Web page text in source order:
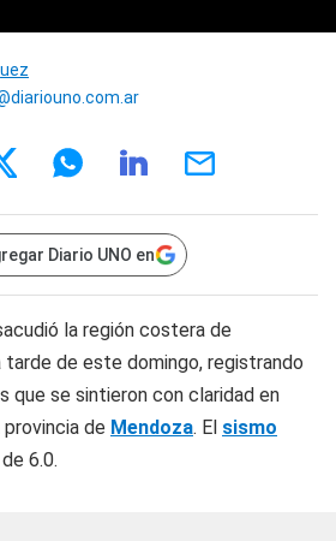
Diario UNO en
la región costera de
tarde de este domingo, registrando
que se sintieron con claridad en
de Mendoza. El sismo
6.0.